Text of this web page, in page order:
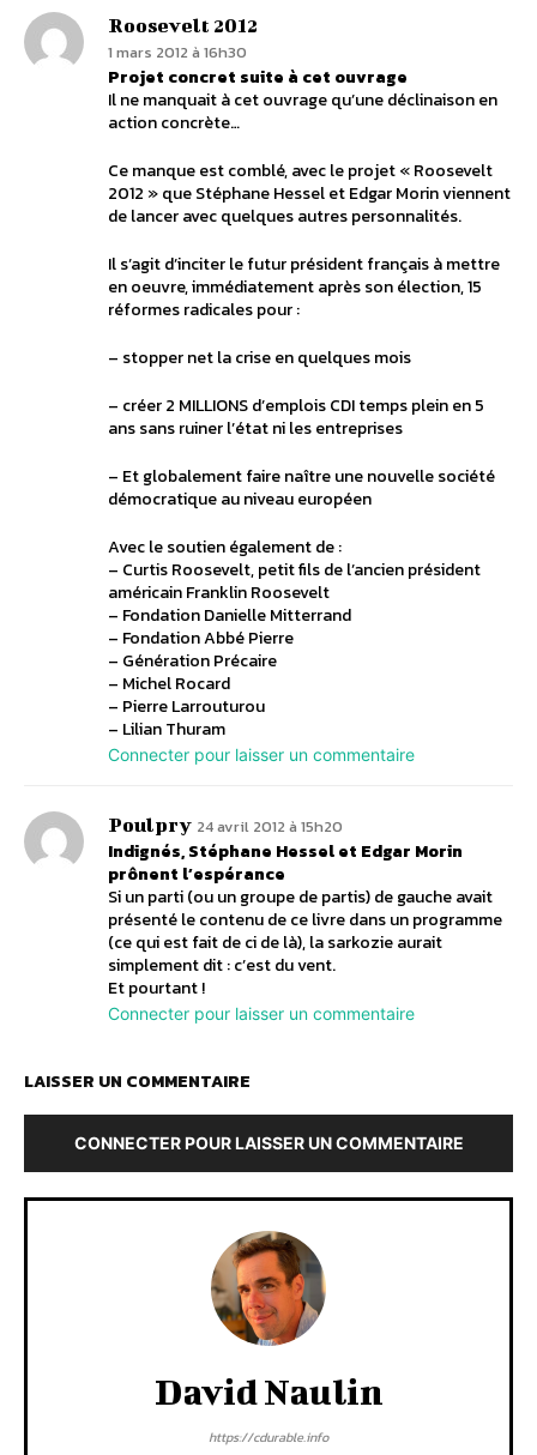
Roosevelt 2012
1 mars 2012 à 16h30
Projet concret suite à cet ouvrage
Il ne manquait à cet ouvrage qu’une déclinaison en
action concrète…
Ce manque est comblé, avec le projet « Roosevelt
2012 » que Stéphane Hessel et Edgar Morin viennent
de lancer avec quelques autres personnalités.
Il s’agit d’inciter le futur président français à mettre
en oeuvre, immédiatement après son élection, 15
réformes radicales pour :
– stopper net la crise en quelques mois
– créer 2 MILLIONS d’emplois CDI temps plein en 5
ans sans ruiner l’état ni les entreprises
– Et globalement faire naître une nouvelle société
démocratique au niveau européen
Avec le soutien également de :
– Curtis Roosevelt, petit fils de l’ancien président
américain Franklin Roosevelt
– Fondation Danielle Mitterrand
– Fondation Abbé Pierre
– Génération Précaire
– Michel Rocard
– Pierre Larrouturou
– Lilian Thuram
Connecter pour laisser un commentaire
Poulpry 24 avril 2012 à 15h20
Indignés, Stéphane Hessel et Edgar Morin
prônent l’espérance
Si un parti (ou un groupe de partis) de gauche avait
présenté le contenu de ce livre dans un programme
(ce qui est fait de ci de là), la sarkozie aurait
simplement dit : c’est du vent.
Et pourtant !
Connecter pour laisser un commentaire
LAISSER UN COMMENTAIRE
CONNECTER POUR LAISSER UN COMMENTAIRE
David Naulin
https://cdurable.info